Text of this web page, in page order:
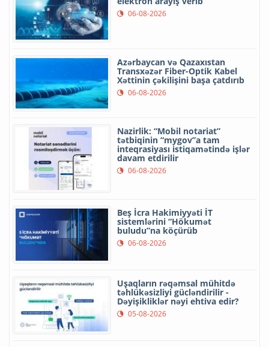
06-08-2026
Azərbaycan və Qazaxıstan
Transxəzər Fiber-Optik Kabel
Xəttinin çəkilişini başa çatdırıb
06-08-2026
Nazirlik: “Mobil notariat”
tətbiqinin “mygov”a tam
inteqrasiyası istiqamətində işlər
davam etdirilir
06-08-2026
Beş İcra Hakimiyyəti İT
sistemlərini “Hökumət
buludu”na köçürüb
06-08-2026
Uşaqların rəqəmsal mühitdə
təhlükəsizliyi gücləndirilir -
Dəyişikliklər nəyi ehtiva edir?
05-08-2026